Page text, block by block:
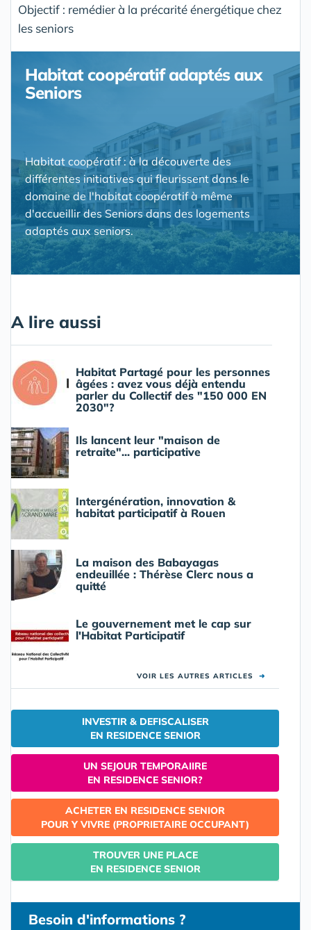
Objectif : remédier à la précarité énergétique chez
les seniors
Habitat coopératif adaptés aux
Seniors
Habitat coopératif : à la découverte des
différentes initiatives qui fleurissent dans le
domaine de l'habitat coopératif à même
d'accueillir des Seniors dans des logements
adaptés aux seniors.
A lire aussi
Habitat Partagé pour les personnes
âgées : avez vous déjà entendu
parler du Collectif des "150 000 EN
2030"?
Ils lancent leur "maison de
retraite"... participative
Intergénération, innovation &
habitat participatif à Rouen
La maison des Babayagas
endeuillée : Thérèse Clerc nous a
quitté
Le gouvernement met le cap sur
l'Habitat Participatif
VOIR LES AUTRES ARTICLES ➜
INVESTIR & DEFISCALISER
EN RESIDENCE SENIOR
UN SEJOUR TEMPORAIIRE
EN RESIDENCE SENIOR?
ACHETER EN RESIDENCE SENIOR
POUR Y VIVRE (PROPRIETAIRE OCCUPANT)
TROUVER UNE PLACE
EN RESIDENCE SENIOR
Besoin d'informations ?